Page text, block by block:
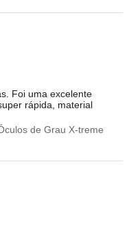
Foi uma excelente
rápida, material
de Grau X-treme